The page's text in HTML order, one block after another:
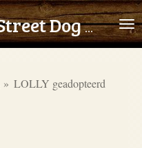
Rudozem Street Dog Rescue
» LOLLY geadopteerd